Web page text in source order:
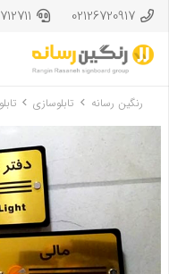
02126720917
رنگین رسانه تابلوسازی